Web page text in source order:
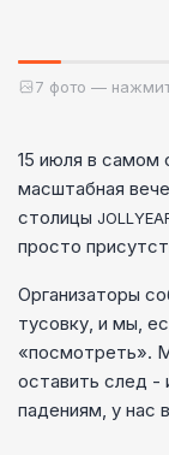
7 фото —
15 июля в самом
масштабная
столицы
просто
Организаторы
тусовку, и мы,
«посмотреть».
оставить след -
падениям, у нас